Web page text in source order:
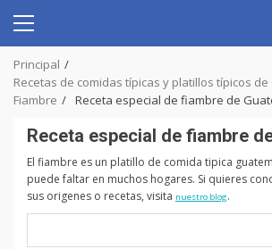
content
Primary
Principal
Recetas de comidas típicas y platillos típicos
Fiambre
Receta especial de fiambre de
Receta especial de fiambre
El fiambre es un platillo de comida tipica
puede faltar en muchos hogares. Si quieres
sus origenes o recetas, visita nuestro blog.